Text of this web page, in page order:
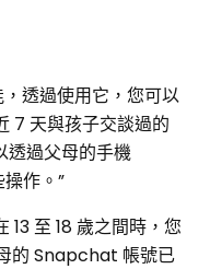
，透過使用它，您可以
7 天與孩子交談過的
透過父母的手機
作。”
至 18 歲之間時，您
的 Snapchat 帳號已